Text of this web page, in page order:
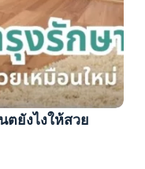
ตยังไงให้สวย